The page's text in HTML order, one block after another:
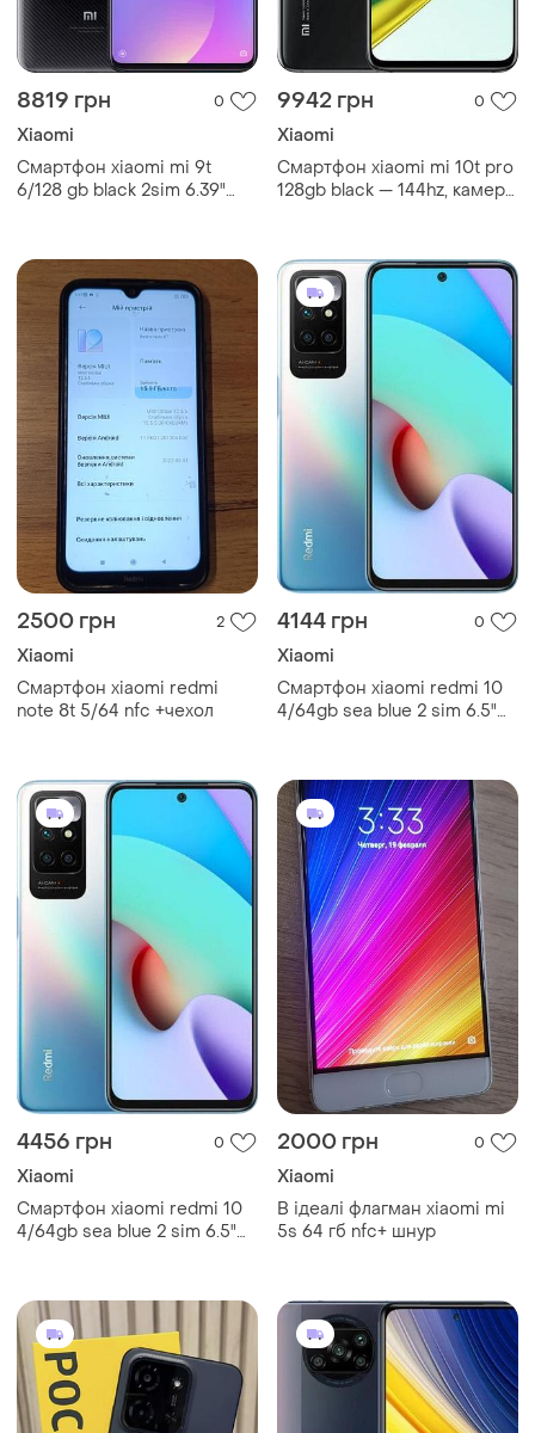
8819 грн 0
Xiaomi
Смартфон xiaomi mi 9t
6/128 gb black 2sim 6.39"
потужний
9942 грн 0
Xiaomi
Смартфон xiaomi mi 10t pro
128gb black — 144hz, камера
2500 грн 2
Xiaomi
Смартфон xiaomi redmi
note 8t 5/64 nfc +чехол
4144 грн 0
Xiaomi
Смартфон xiaomi redmi 10
4/64gb sea blue 2 sim 6.5"
4456 грн 0
Xiaomi
Смартфон xiaomi redmi 10
4/64gb sea blue 2 sim 6.5"
2000 грн 0
Xiaomi
В ідеалі флагман xiaomi mi
5s 64 гб nfc+ шнур